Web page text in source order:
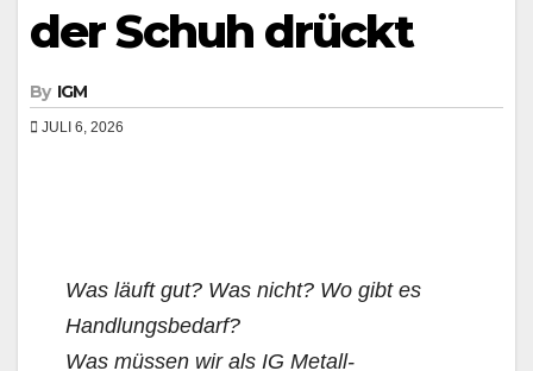
der Schuh drückt
By IGM
JULI 6, 2026
Was läuft gut? Was nicht? Wo gibt es
Handlungsbedarf?
Was müssen wir als IG Metall-